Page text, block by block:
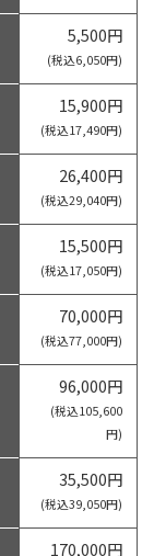
5,500円
(税込6,050円)
15,900円
(税込17,490円)
26,400円
(税込29,040円)
15,500円
(税込17,050円)
70,000円
(税込77,000円)
96,000円
(税込105,600
円)
35,500円
(税込39,050円)
170,000円